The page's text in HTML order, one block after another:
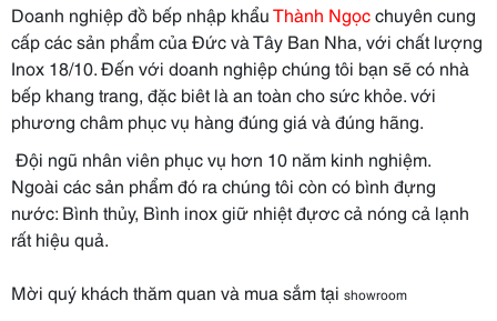
Doanh nghiệp đồ bếp nhập khẩuThành Ngọcchuyên cung
cấp các sản phẩm của Đức và Tây Ban Nha, với chất lượng
Inox 18/10. Đến với doanh nghiệp chúng tôi bạn sẽ có nhà
bếp khang trang, đặc biêt là an toàn cho sức khỏe. với
phương châm phục vụ hàng đúng giá và đúng hãng.
Đội ngũ nhân viên phục vụ hơn 10 năm kinh nghiệm.
Ngoài các sản phẩm đó ra chúng tôi còn có bình đựng
nước: Bình thủy, Bình inox giữ nhiệt đựơc cả nóng cả lạnh
rất hiệu quả.
Mời quý khách thăm quan và mua sắm tại showroom